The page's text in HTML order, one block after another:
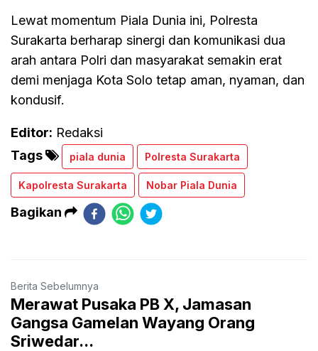
Lewat momentum Piala Dunia ini, Polresta
Surakarta berharap sinergi dan komunikasi dua
arah antara Polri dan masyarakat semakin erat
demi menjaga Kota Solo tetap aman, nyaman, dan
kondusif.
Editor: Redaksi
Tags
piala dunia Polresta Surakarta
Kapolresta Surakarta Nobar Piala Dunia
Bagikan
Berita Sebelumnya
Merawat Pusaka PB X, Jamasan
Gangsa Gamelan Wayang Orang
Sriwedar...